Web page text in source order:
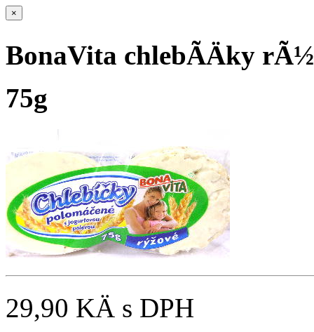
×
BonaVita chlebÃ­Äky
75g
29,90 KÄ s DPH